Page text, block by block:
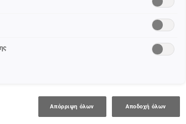
κύκλοι - λεπτές γραμμές - ξηρότητα - έλλειψη
Η εργασία, το άγχος, η έλλειψη ύπνου, όλα
σου. Η ενυδατική
ανδρικής περιποίησης με 2 δραστικά
C] + [πρωτεΐνες]. Ενεργοποιεί άμεσα την
κούρασης [μαύροι κύκλοι – λεπτές
Απόρριψη όλων Αποδοχή όλων